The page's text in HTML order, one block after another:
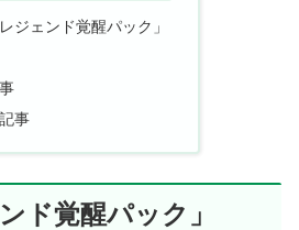
レジェンド覚醒パック」
事
ド覚醒パック」